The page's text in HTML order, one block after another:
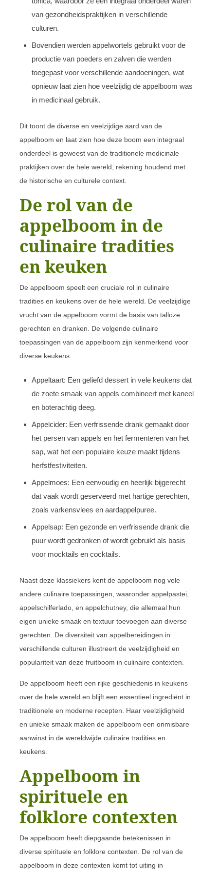
van gezondheidspraktijken in verschillende
culturen.
Bovendien werden appelwortels gebruikt voor de
productie van poeders en zalven die werden
toegepast voor verschillende aandoeningen, wat
opnieuw laat zien hoe veelzijdig de appelboom was
in medicinaal gebruik.
Dit toont de diverse en veelzijdige aard van de
appelboom en laat zien hoe deze boom een integraal
onderdeel is geweest van de traditionele medicinale
praktijken over de hele wereld, rekening houdend met
de historische en culturele context.
De rol van de
appelboom in de
culinaire tradities
en keuken
De appelboom speelt een cruciale rol in culinaire
tradities en keukens over de hele wereld. De veelzijdige
vrucht van de appelboom vormt de basis van talloze
gerechten en dranken. De volgende culinaire
toepassingen van de appelboom zijn kenmerkend voor
diverse keukens:
Appeltaart: Een geliefd dessert in vele keukens dat
de zoete smaak van appels combineert met kaneel
en boterachtig deeg.
Appelcider: Een verfrissende drank gemaakt door
het persen van appels en het fermenteren van het
sap, wat het een populaire keuze maakt tijdens
herfstfestiviteiten.
Appelmoes: Een eenvoudig en heerlijk bijgerecht
dat vaak wordt geserveerd met hartige gerechten,
zoals varkensvlees en aardappelpuree.
Appelsap: Een gezonde en verfrissende drank die
puur wordt gedronken of wordt gebruikt als basis
voor mocktails en cocktails.
Naast deze klassiekers kent de appelboom nog vele
andere culinaire toepassingen, waaronder appelpastei,
appelschilferlado, en appelchutney, die allemaal hun
eigen unieke smaak en textuur toevoegen aan diverse
gerechten. De diversiteit van appelbereidingen in
verschillende culturen illustreert de veelzijdigheid en
populariteit van deze fruitboom in culinaire contexten.
De appelboom heeft een rijke geschiedenis in keukens
over de hele wereld en blijft een essentieel ingrediënt in
traditionele en moderne recepten. Haar veelzijdigheid
en unieke smaak maken de appelboom een onmisbare
aanwinst in de wereldwijde culinaire tradities en
keukens.
Appelboom in
spirituele en
folklore contexten
De appelboom heeft diepgaande betekenissen in
diverse spirituele en folklore contexten. De rol van de
appelboom in deze contexten komt tot uiting in